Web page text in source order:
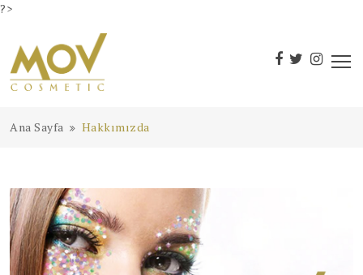
?>
Ana Sayfa Hakkımızda